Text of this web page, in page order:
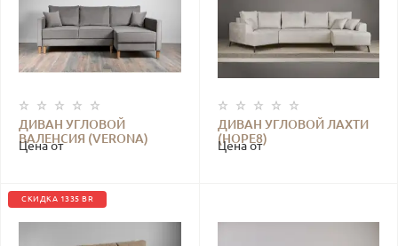
ДИВАН УГЛОВОЙ
ВАЛЕНСИЯ (VERONA)
Цена от
ДИВАН УГЛОВОЙ ЛАХТИ
(HOPE8)
Цена от
СКИДКА 1335 BR